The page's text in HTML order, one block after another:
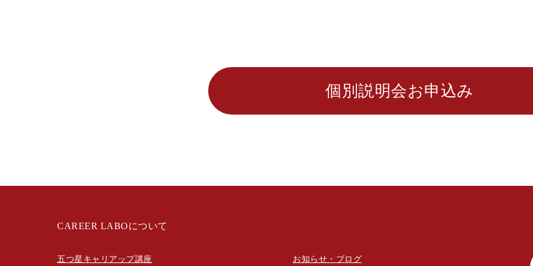
個別説明会お申込み
CAREER LABOについて
五つ星キャリアップ講座 お知らせ・ブログ